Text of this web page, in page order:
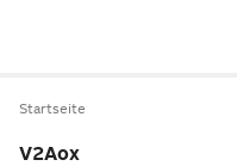
Startseite
V2Aox